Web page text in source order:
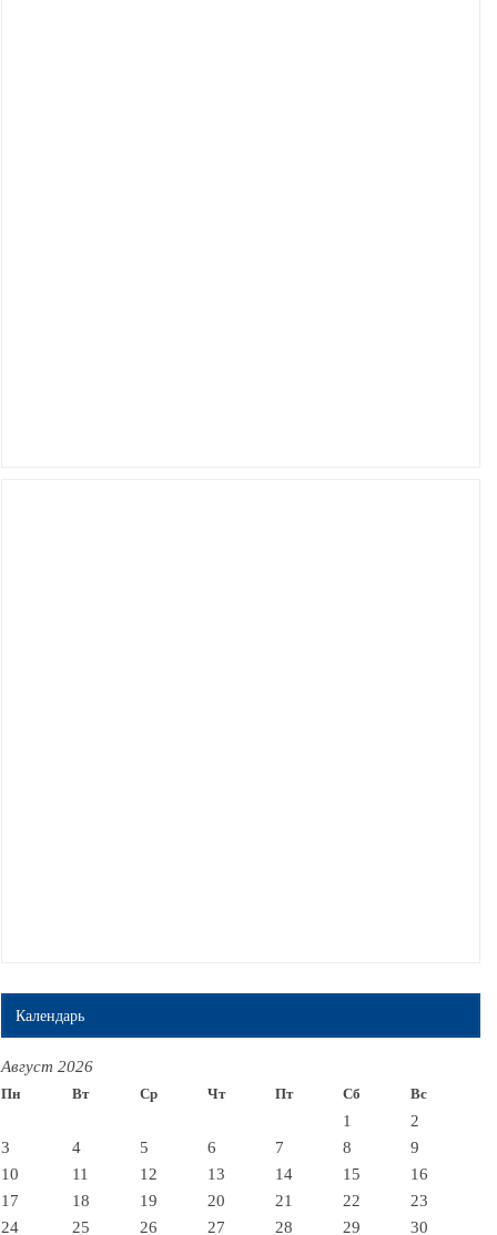
Календарь
Август 2026
Пн Вт Ср Чт Пт Сб Вс
1
2
3
4 5 6 7 8
9
10
11 12 13 14 15
16
17
18 19 20 21 22
23
24
25 26 27 28 29 30